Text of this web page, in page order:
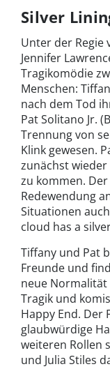
Silver
Unter der Regie
Jennifer
Tragikomödie
Menschen:
nach dem Tod
Pat Solitano Jr.
Trennung von
Klink gewesen.
zunächst
zu kommen. Der
Redewendung
Situationen
cloud has a
Tiffany und Pat
Freunde und
neue
Tragik und
Happy End. Der
glaubwürdige
weiteren Rollen
und Julia Stiles